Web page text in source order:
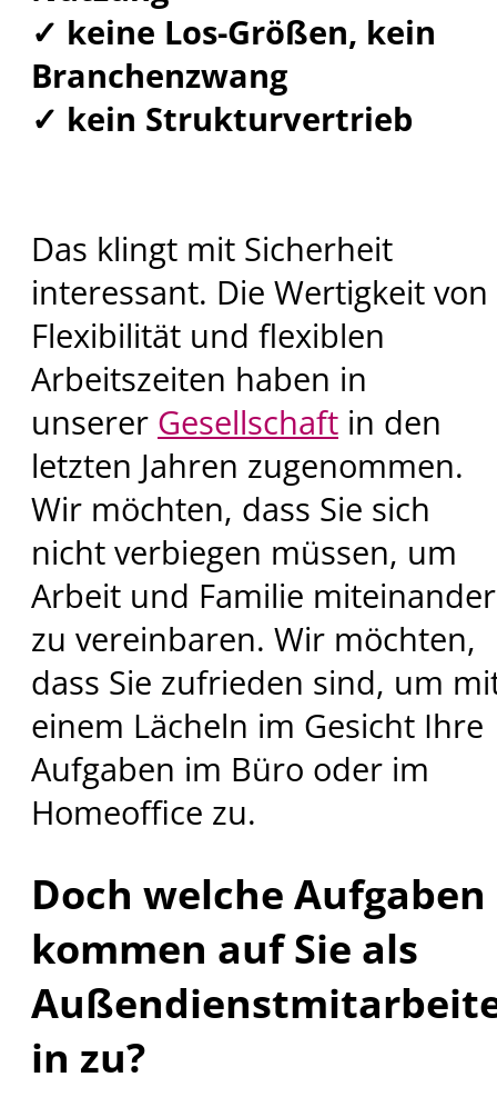
✓ keine Los-Größen, kein
Branchenzwang
✓ kein Strukturvertrieb
Das klingt mit Sicherheit
interessant. Die Wertigkeit von
Flexibilität und flexiblen
Arbeitszeiten haben in
unserer Gesellschaft in den
letzten Jahren zugenommen.
Wir möchten, dass Sie sich
nicht verbiegen müssen, um
Arbeit und Familie miteinander
zu vereinbaren. Wir möchten,
dass Sie zufrieden sind, um
einem Lächeln im Gesicht Ihre
Aufgaben im Büro oder im
Homeoffice zu.
Doch welche Aufgaben
kommen auf Sie als
in zu?